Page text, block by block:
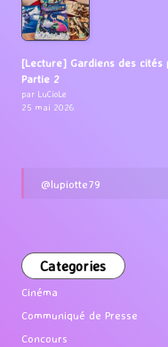
[Lecture] Gardiens des cités
Partie 2
par LuCioLe
25 mai 2026
@lupiotte79
Categories
Cinéma
Communiqué de Presse
Concours